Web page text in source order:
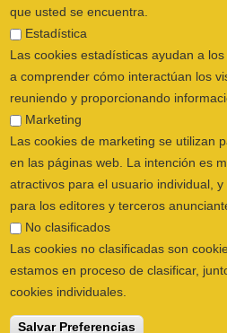
a comprender cómo interactúan los
reuniendo y proporcionando
Marketing
Las cookies de marketing se utilizan
en las páginas web. La intención es
atractivos para el usuario individual, y
para los editores y terceros
No clasificados
Las cookies no clasificadas son
estamos en proceso de clasificar,
cookies individuales.